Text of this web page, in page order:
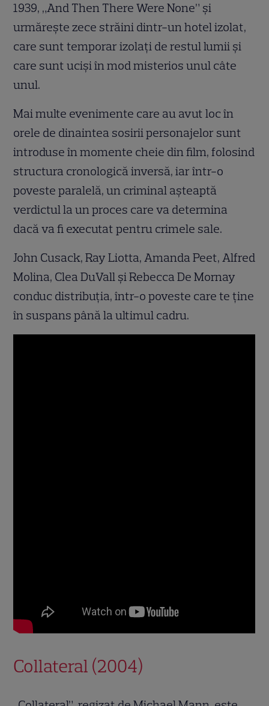
1939, „And Then There Were None” și
urmărește zece străini dintr-un hotel izolat,
care sunt temporar izolați de restul lumii și
care sunt uciși în mod misterios unul câte
unul.
Mai multe evenimente care au avut loc în
orele de dinaintea sosirii personajelor sunt
introduse în momente cheie din film, folosind
structura cronologică inversă, iar într-o
poveste paralelă, un criminal așteaptă
verdictul la un proces care va determina
dacă va fi executat pentru crimele sale.
John Cusack, Ray Liotta, Amanda Peet, Alfred
Molina, Clea DuVall și Rebecca De Mornay
conduc distribuția, într-o poveste care te ține
în suspans până la ultimul cadru.
Collateral (2004)